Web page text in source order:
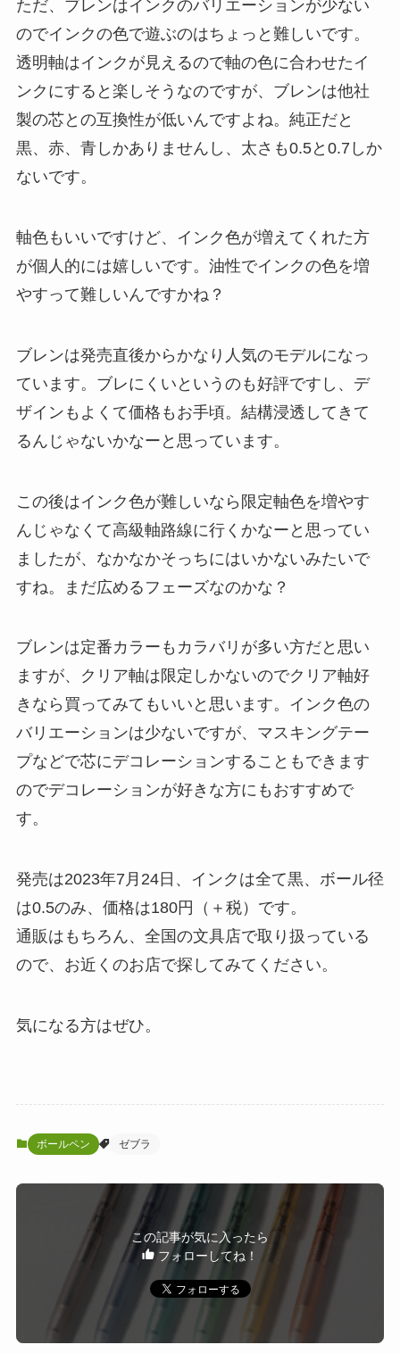
ただ、ブレンはインクのバリエーションが少ない
のでインクの色で遊ぶのはちょっと難しいです。
透明軸はインクが見えるので軸の色に合わせたイ
ンクにすると楽しそうなのですが、ブレンは他社
製の芯との互換性が低いんですよね。純正だと
黒、赤、青しかありませんし、太さも0.5と0.7しか
ないです。
軸色もいいですけど、インク色が増えてくれた方
が個人的には嬉しいです。油性でインクの色を増
やすって難しいんですかね？
ブレンは発売直後からかなり人気のモデルになっ
ています。ブレにくいというのも好評ですし、デ
ザインもよくて価格もお手頃。結構浸透してきて
るんじゃないかなーと思っています。
この後はインク色が難しいなら限定軸色を増やす
んじゃなくて高級軸路線に行くかなーと思ってい
ましたが、なかなかそっちにはいかないみたいで
すね。まだ広めるフェーズなのかな？
ブレンは定番カラーもカラバリが多い方だと思い
ますが、クリア軸は限定しかないのでクリア軸好
きなら買ってみてもいいと思います。インク色の
バリエーションは少ないですが、マスキングテー
プなどで芯にデコレーションすることもできます
のでデコレーションが好きな方にもおすすめで
す。
発売は2023年7月24日、インクは全て黒、ボール径
は0.5のみ、価格は180円（＋税）です。
通販はもちろん、全国の文具店で取り扱っている
ので、お近くのお店で探してみてください。
気になる方はぜひ。
ボールペン ゼブラ
この記事が気に入ったら
フォローしてね！